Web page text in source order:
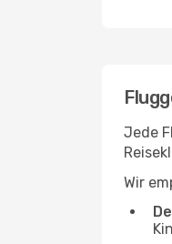
Jede
Wir